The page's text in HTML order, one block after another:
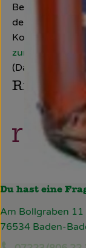
Beziehungen
denen wir
zur WebSite
(Daten von
Riegel
Du hast eine
Am Bollgraben 11
76534 Baden-